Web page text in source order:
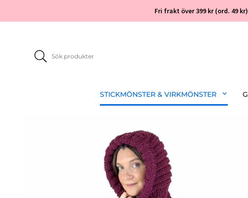
Fri frakt över 399 kr (ord. 49
STICKMÖNSTER & VIRKMÖNSTER